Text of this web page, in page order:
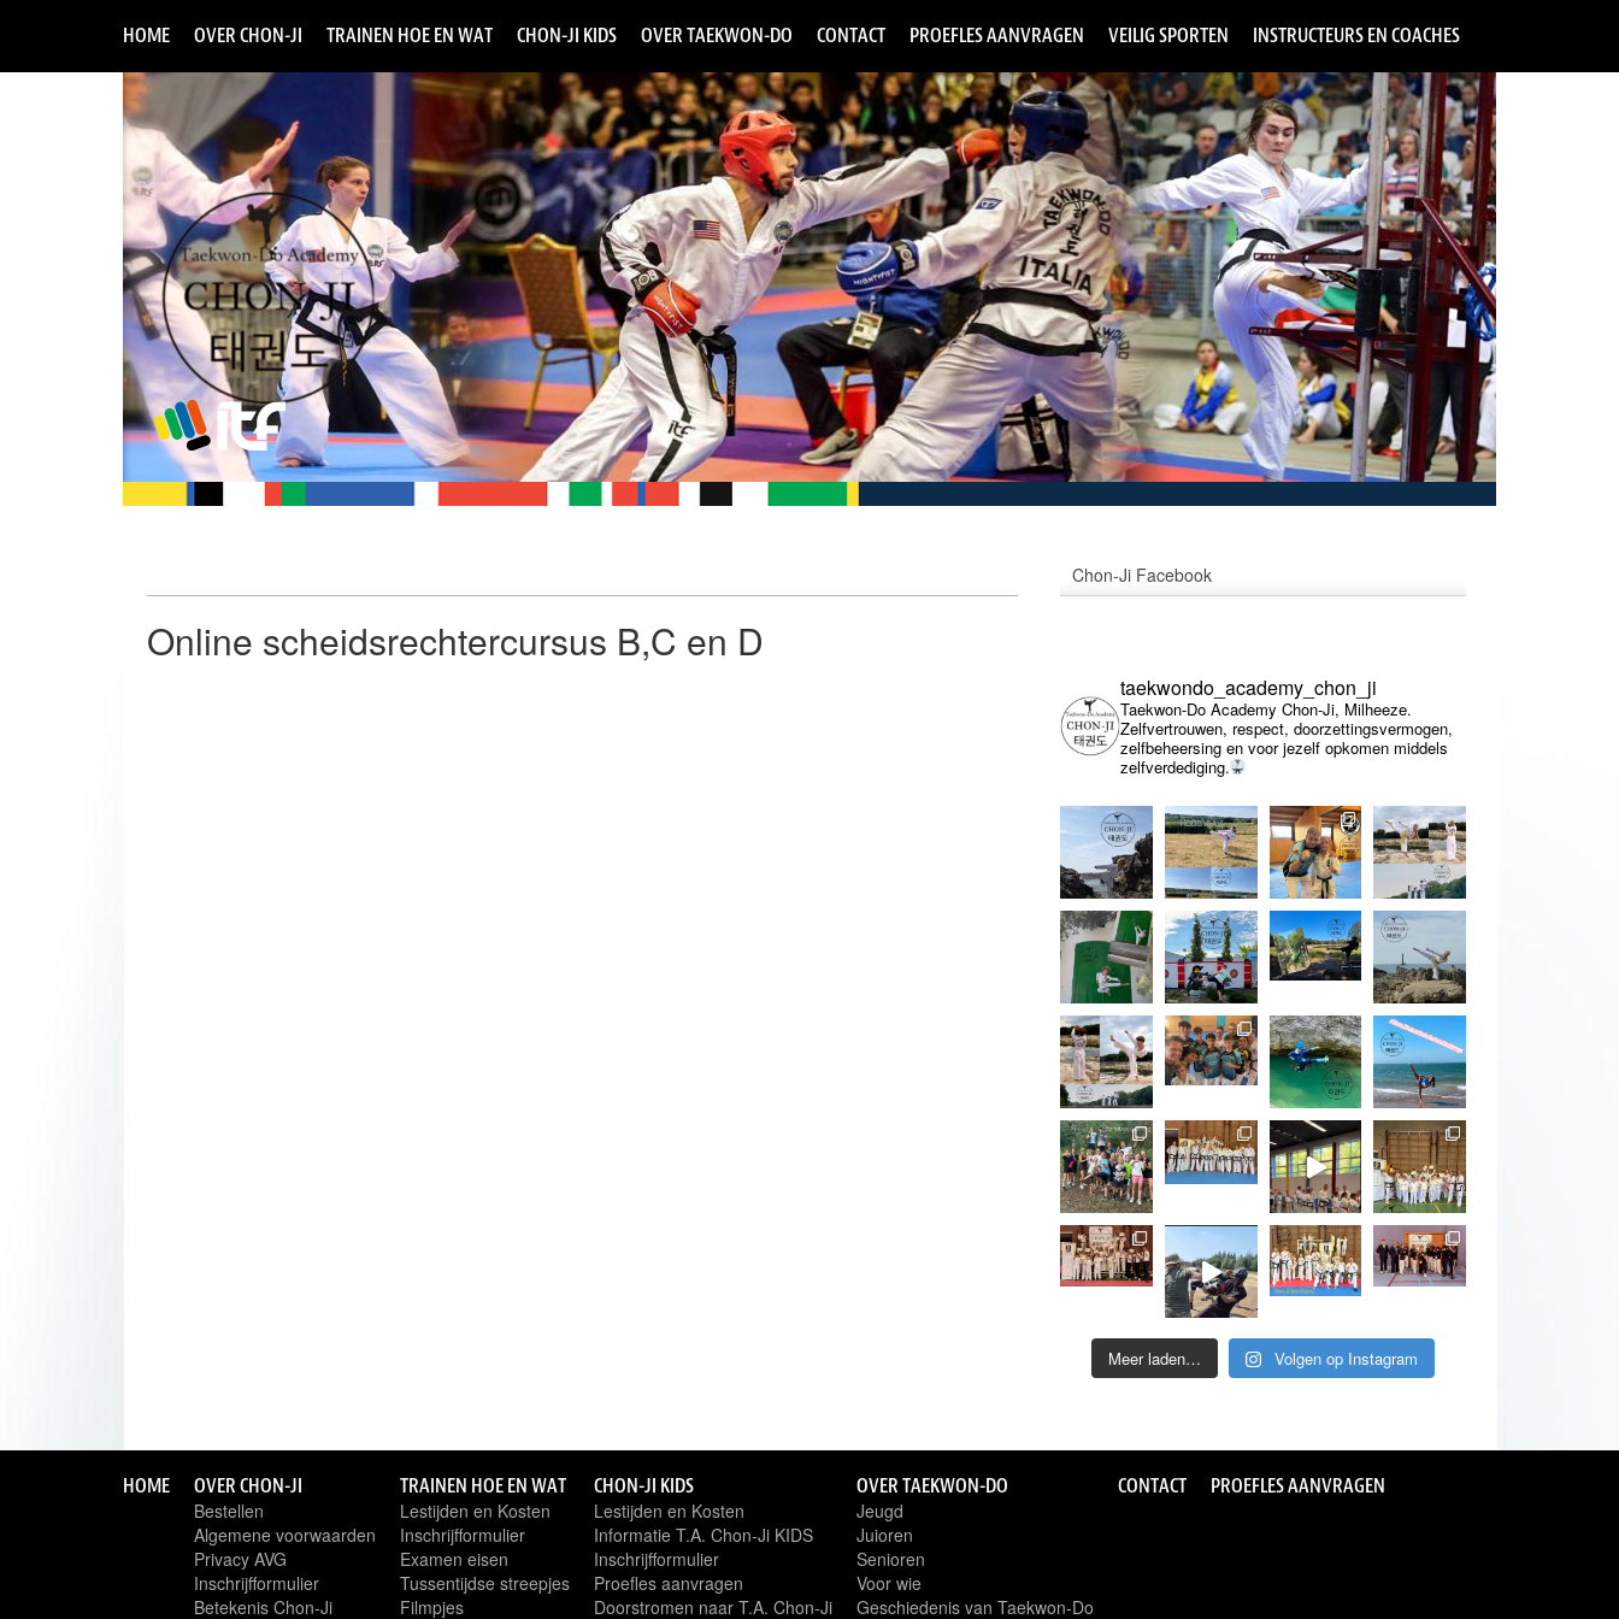
HOME OVER CHON-JI TRAINEN HOE EN WAT CHON-JI KIDS OVER TAEKWON-DO CONTACT PROEFLES AANVRAGEN VEILIG SPORTEN INSTRUCTEURS EN COACHES
Online scheidsrechtercursus B,C en D
Chon-Ji Facebook
taekwondo_academy_chon_ji
Taekwon-Do Academy Chon-Ji, Milheeze.
Zelfvertrouwen, respect, doorzettingsvermogen,
zelfbeheersing en voor jezelf opkomen middels
zelfverdediging.
Meer laden… Volgen op Instagram
HOME OVER CHON-JI
Bestellen
Algemene voorwaarden
Privacy AVG
Inschrijfformulier
Betekenis Chon-Ji
TRAINEN HOE EN WAT
Lestijden en Kosten
Inschrijfformulier
Examen eisen
Tussentijdse streepjes
Filmpjes
CHON-JI KIDS
Lestijden en Kosten
Informatie T.A. Chon-Ji KIDS
Inschrijfformulier
Proefles aanvragen
Doorstromen naar T.A. Chon-Ji
OVER TAEKWON-DO
Jeugd
Juioren
Senioren
Voor wie
Geschiedenis van Taekwon-Do
CONTACT PROEFLES AANVRAGEN